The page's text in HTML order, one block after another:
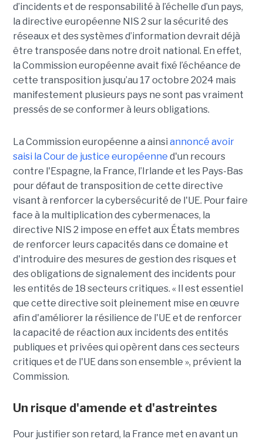
d’incidents et de responsabilité à l’échelle d’un pays,
la directive européenne NIS 2 sur la sécurité des
réseaux et des systèmes d’information devrait déjà
être transposée dans notre droit national. En effet,
la Commission européenne avait fixé l’échéance de
cette transposition jusqu’au 17 octobre 2024 mais
manifestement plusieurs pays ne sont pas vraiment
pressés de se conformer à leurs obligations.
La Commission européenne a ainsi annoncé avoir
saisi la Cour de justice européenne d'un recours
contre l'Espagne, la France, l’Irlande et les Pays-Bas
pour défaut de transposition de cette directive
visant à renforcer la cybersécurité de l'UE. Pour faire
face à la multiplication des cybermenaces, la
directive NIS 2 impose en effet aux États membres
de renforcer leurs capacités dans ce domaine et
d'introduire des mesures de gestion des risques et
des obligations de signalement des incidents pour
les entités de 18 secteurs critiques. « Il est essentiel
que cette directive soit pleinement mise en œuvre
afin d'améliorer la résilience de l'UE et de renforcer
la capacité de réaction aux incidents des entités
publiques et privées qui opèrent dans ces secteurs
critiques et de l'UE dans son ensemble », prévient la
Commission.
Un risque d'amende et d'astreintes
Pour justifier son retard, la France met en avant un